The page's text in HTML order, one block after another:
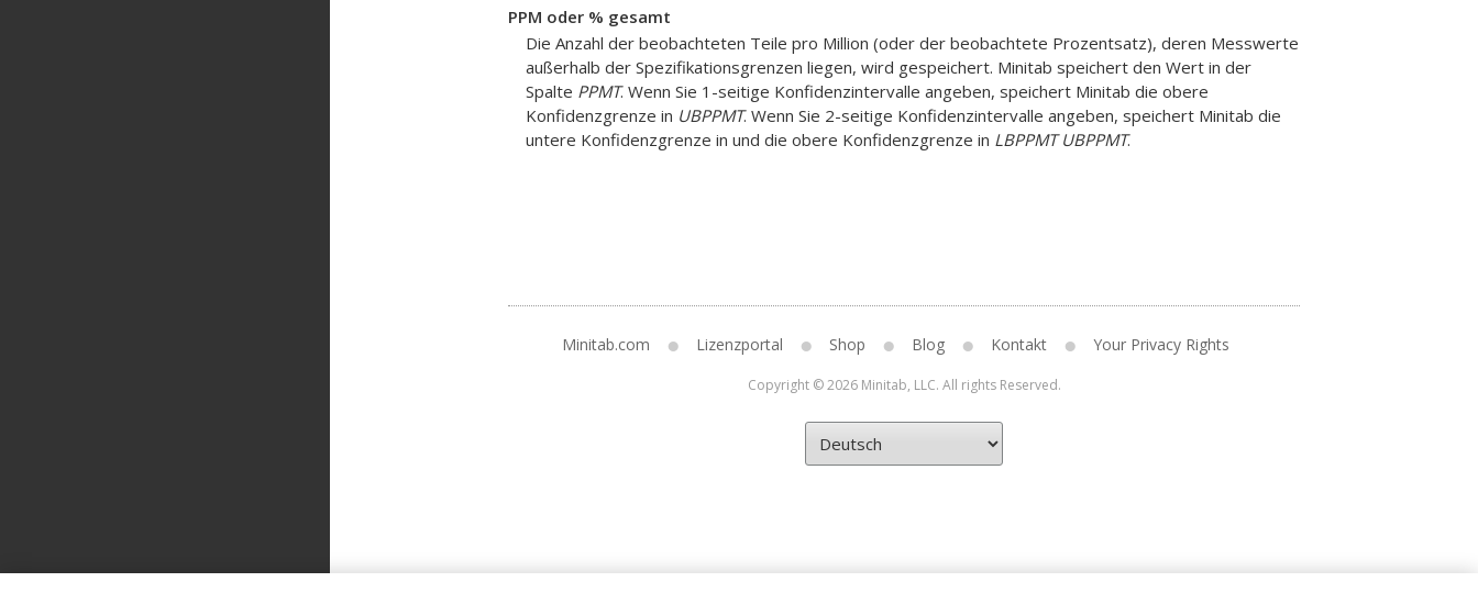
PPM oder % gesamt
Die Anzahl der beobachteten Teile pro Million (oder der beobachtete Prozentsatz), deren Messwerte
außerhalb der Spezifikationsgrenzen liegen, wird gespeichert. Minitab speichert den Wert in der
Spalte PPMT. Wenn Sie 1-seitige Konfidenzintervalle angeben, speichert Minitab die obere
Konfidenzgrenze in UBPPMT. Wenn Sie 2-seitige Konfidenzintervalle angeben, speichert Minitab die
untere Konfidenzgrenze in und die obere Konfidenzgrenze in LBPPMT UBPPMT.
Minitab.com Lizenzportal Shop Blog Kontakt Your Privacy Rights
Copyright © 2026 Minitab, LLC. All rights Reserved.